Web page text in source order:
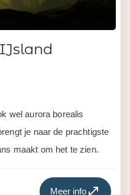
je naar de prachtigste
maakt om het te zien.
Meer info